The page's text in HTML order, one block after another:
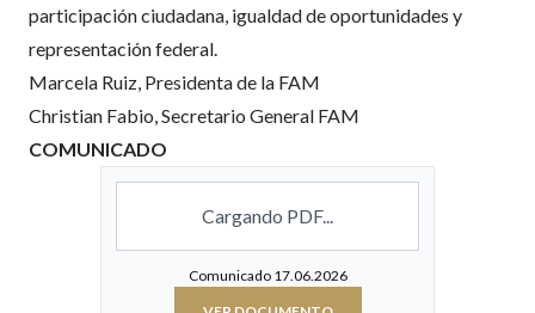
participación ciudadana, igualdad de oportunidades y
representación federal.
Marcela Ruiz, Presidenta de la FAM
Christian Fabio, Secretario General FAM
COMUNICADO
Cargando PDF...
Comunicado 17.06.2026